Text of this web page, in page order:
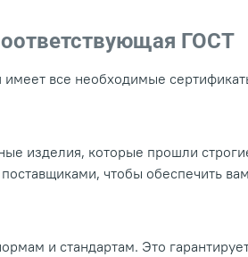
ГОСТ
все необходимые
изделия, которые прошли
чтобы обеспечить
и стандартам. Это